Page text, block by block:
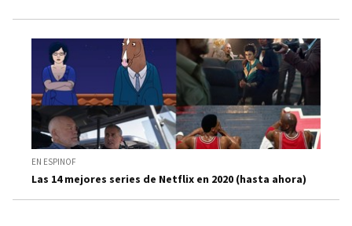
EN ESPINOF
Las 14 mejores series de Netflix en 2020 (hasta ahora)